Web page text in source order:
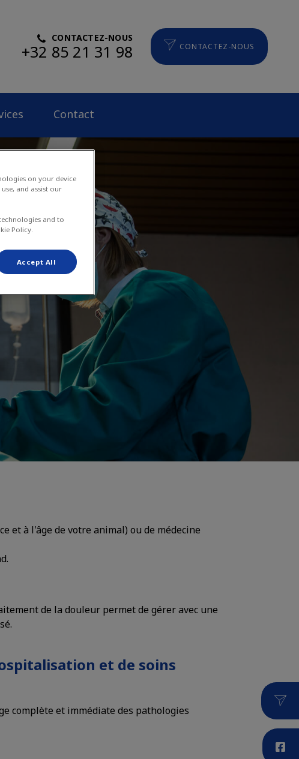
CONTACTEZ-NOUS
+32 85 21 31 98 CONTACTEZ-NOUS
Contact
et à l'âge de votre animal) ou de médecine
de la douleur permet de gérer avec une
et de soins
complète et immédiate des pathologies
on your device
and assist our
and to
Policy.
Accept All